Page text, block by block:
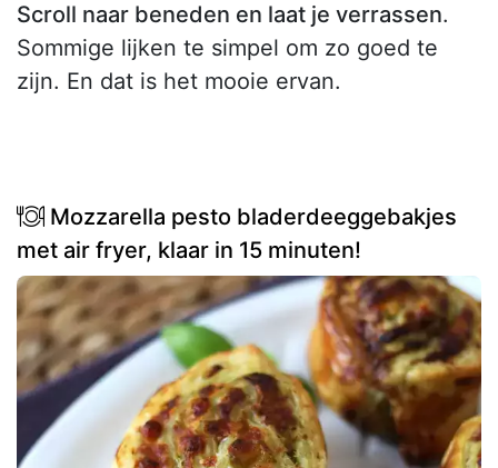
Scroll naar beneden en laat je verrassen.
Sommige lijken te simpel om zo goed te
zijn. En dat is het mooie ervan.
Mozzarella pesto bladerdeeggebakjes
met air fryer, klaar in 15 minuten!